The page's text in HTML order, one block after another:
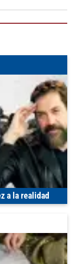
a la realidad